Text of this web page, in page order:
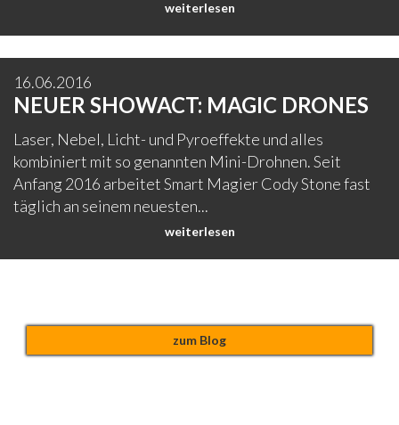
weiterlesen
16.06.2016
NEUER SHOWACT: MAGIC DRONES
Laser, Nebel, Licht- und Pyroeffekte und alles
kombiniert mit so genannten Mini-Drohnen. Seit
Anfang 2016 arbeitet Smart Magier Cody Stone fast
täglich an seinem neuesten...
weiterlesen
zum Blog